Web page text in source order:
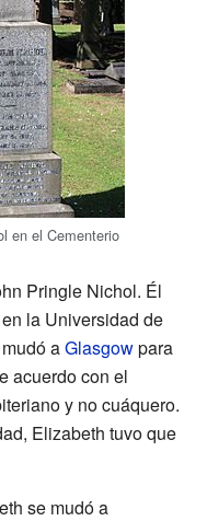
en el Cementerio
Pringle Nichol. Él
la Universidad de
aGlasgowpara
acuerdo con el
y no cuáquero.
Elizabeth tuvo que
se mudó a